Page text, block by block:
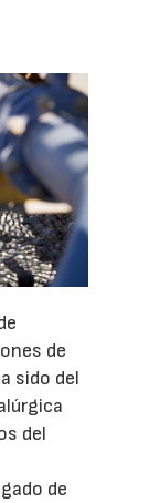
de
sido del
del
de